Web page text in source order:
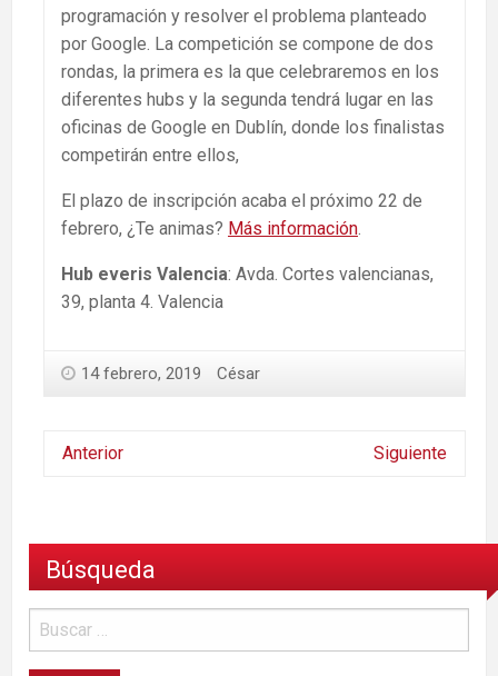
programación y resolver el problema planteado
por Google. La competición se compone de dos
rondas, la primera es la que celebraremos en los
diferentes hubs y la segunda tendrá lugar en las
oficinas de Google en Dublín, donde los finalistas
competirán entre ellos,
El plazo de inscripción acaba el próximo 22 de
febrero, ¿Te animas? Más información
Hub everis Valencia: Avda. Cortes valencianas,
39, planta 4. Valencia
14 febrero, 2019 César
Anterior Siguiente
Búsqueda